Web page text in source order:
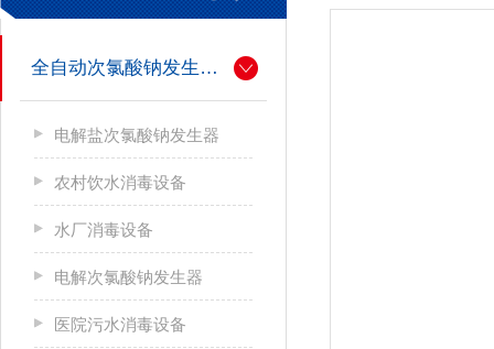
全自动次氯酸钠发生器厂家
电解盐次氯酸钠发生器
农村饮水消毒设备
水厂消毒设备
电解次氯酸钠发生器
医院污水消毒设备